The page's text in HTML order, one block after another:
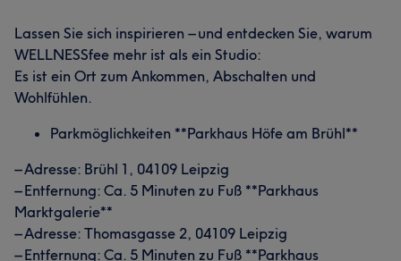
Lassen Sie sich inspirieren – und entdecken Sie, warum
WELLNESSfee mehr ist als ein Studio:
Es ist ein Ort zum Ankommen, Abschalten und
Wohlfühlen.
Parkmöglichkeiten **Parkhaus Höfe am Brühl**
– Adresse: Brühl 1, 04109 Leipzig
– Entfernung: Ca. 5 Minuten zu Fuß **Parkhaus
Marktgalerie**
– Adresse: Thomasgasse 2, 04109 Leipzig
– Entfernung: Ca. 5 Minuten zu Fuß **Parkhaus